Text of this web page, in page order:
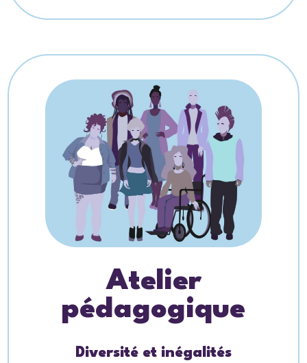
Atelier
pédagogique
Diversité et inégalités